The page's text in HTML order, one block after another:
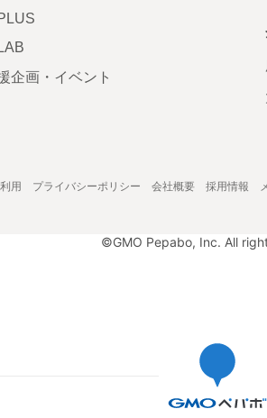
企画・イベント
用 プライバシーポリシー 会社概要 採用情報
©GMO Pepabo, Inc. All